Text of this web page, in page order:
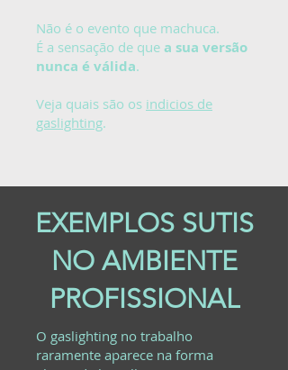
Não é o evento que machuca.
É a sensação de que a sua versão
nunca é válida.
Veja quais são os indicios de
gaslighting.
EXEMPLOS SUTIS
NO AMBIENTE
PROFISSIONAL
O gaslighting no trabalho
raramente aparece na forma